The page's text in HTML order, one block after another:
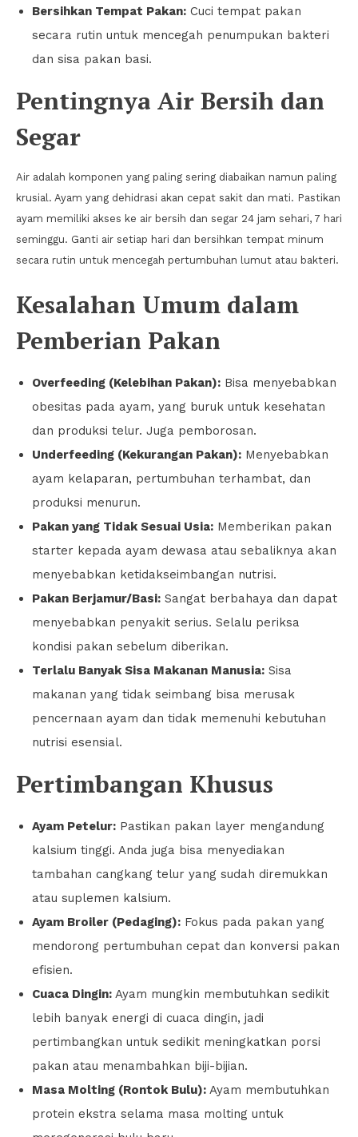
Bersihkan Tempat Pakan: Cuci tempat pakan
secara rutin untuk mencegah penumpukan bakteri
dan sisa pakan basi.
Pentingnya Air Bersih dan
Segar
Air adalah komponen yang paling sering diabaikan namun paling
krusial. Ayam yang dehidrasi akan cepat sakit dan mati. Pastikan
ayam memiliki akses ke air bersih dan segar 24 jam sehari, 7 hari
seminggu. Ganti air setiap hari dan bersihkan tempat minum
secara rutin untuk mencegah pertumbuhan lumut atau bakteri.
Kesalahan Umum dalam
Pemberian Pakan
Overfeeding (Kelebihan Pakan): Bisa menyebabkan
obesitas pada ayam, yang buruk untuk kesehatan
dan produksi telur. Juga pemborosan.
Underfeeding (Kekurangan Pakan): Menyebabkan
ayam kelaparan, pertumbuhan terhambat, dan
produksi menurun.
Pakan yang Tidak Sesuai Usia: Memberikan pakan
starter kepada ayam dewasa atau sebaliknya akan
menyebabkan ketidakseimbangan nutrisi.
Pakan Berjamur/Basi: Sangat berbahaya dan dapat
menyebabkan penyakit serius. Selalu periksa
kondisi pakan sebelum diberikan.
Terlalu Banyak Sisa Makanan Manusia: Sisa
makanan yang tidak seimbang bisa merusak
pencernaan ayam dan tidak memenuhi kebutuhan
nutrisi esensial.
Pertimbangan Khusus
Ayam Petelur: Pastikan pakan layer mengandung
kalsium tinggi. Anda juga bisa menyediakan
tambahan cangkang telur yang sudah diremukkan
atau suplemen kalsium.
Ayam Broiler (Pedaging): Fokus pada pakan yang
mendorong pertumbuhan cepat dan konversi pakan
efisien.
Cuaca Dingin: Ayam mungkin membutuhkan sedikit
lebih banyak energi di cuaca dingin, jadi
pertimbangkan untuk sedikit meningkatkan porsi
pakan atau menambahkan biji-bijian.
Masa Molting (Rontok Bulu): Ayam membutuhkan
protein ekstra selama masa molting untuk